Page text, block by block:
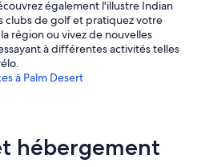
également l'illustre Indian
clubs de golf et pratiquez votre
région ou vivez de nouvelles
à différentes activités telles
à Palm Desert
hébergement